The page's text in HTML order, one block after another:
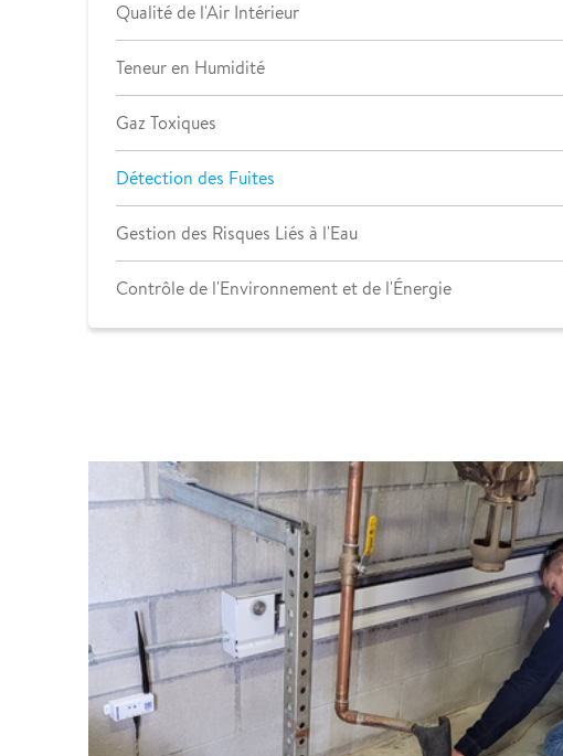
Qualité de l'Air Intérieur
Teneur en Humidité
Gaz Toxiques
Détection des Fuites
Gestion des Risques Liés à l'Eau
Contrôle de l'Environnement et de l'Énergie